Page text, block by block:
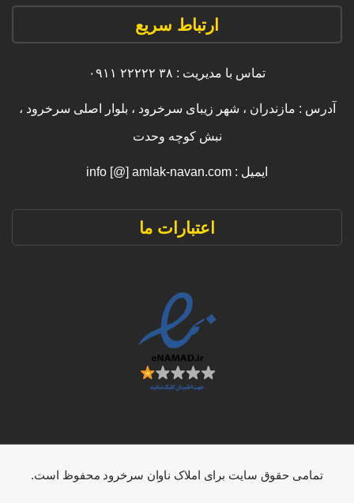
ارتباط سریع
تماس با مدیریت : ۳۸ ۲۲۲۲۲ ۰۹۱۱
آدرس : مازندران ، شهر زیبای سرخرود ، بلوار اصلی سرخرود ،
نبش کوچه وحدت
ایمیل : info [@] amlak-navan.com
اعتبارات ما
تمامی حقوق سایت برای املاک ناوان سرخرود محفوظ است.